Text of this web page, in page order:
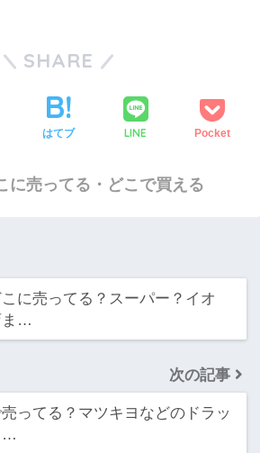
SHARE
はてブ LINE Pocket
に売ってる・どこで買える
に売ってる？スーパー？イオ
ま…
次の記事
ってる？マツキヨなどのドラッ
…